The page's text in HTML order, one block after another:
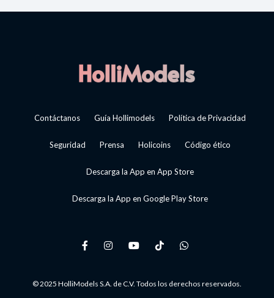
Contáctanos Guía Hollimodels Política de Privacidad
Seguridad Prensa Holicoins Código ético
Descarga la App en App Store
Descarga la App en Google Play Store
© 2025 HolliModels S.A. de C.V. Todos los derechos reservados.